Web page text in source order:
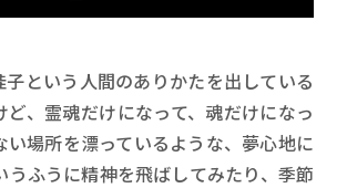
という人間のありかたを出している
ど、霊魂だけになって、魂だけになっ
い場所を漂っているような、夢心地に
うふうに精神を飛ばしてみたり、季節